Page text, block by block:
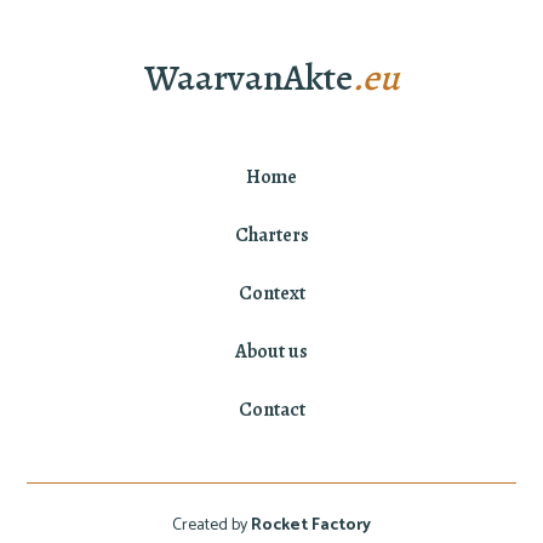
WaarvanAkte.eu
Home
Charters
Context
About us
Contact
Created byRocket Factory